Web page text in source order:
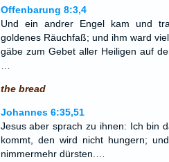
Offenbarung 8:3,4
Und ein andrer Engel kam und
goldenes Räuchfaß; und ihm ward
gäbe zum Gebet aller Heiligen auf
the bread
Johannes 6:35,51
Jesus aber sprach zu ihnen: Ich bin
kommt, den wird nicht hungern;
nimmermehr dürsten.…